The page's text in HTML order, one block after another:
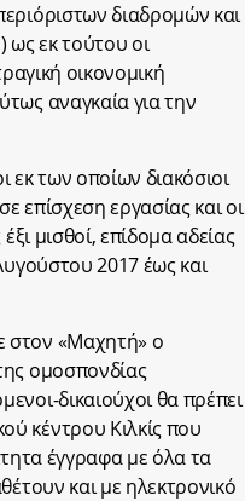
διαδρομών και
ως εκ τούτου οι
οικονομική
αναγκαία για την
εκ των οποίων διακόσιοι
επίσχεση εργασίας και οι
μισθοί, επίδομα αδείας
2017 έως και
στον «Μαχητή» ο
ομοσπονδίας
δικαιούχοι θα πρέπει
κέντρου Κιλκίς που
έγγραφα με όλα τα
και με ηλεκτρονικό